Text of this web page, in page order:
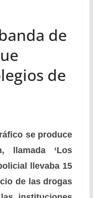
de
de
se produce
llamada ‘Los
llevaba 15
de las drogas